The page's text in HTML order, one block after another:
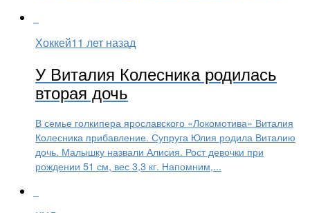
Хоккей11 лет назад
У Виталия Колесника родилась
вторая дочь
В семье голкипера ярославского «Локомотива» Виталия
Колесника прибавление. Супруга Юлия родила Виталию
дочь. Малышку назвали Алисия. Рост девочки при
рождении 51 см, вес 3,3 кг. Напомним,...